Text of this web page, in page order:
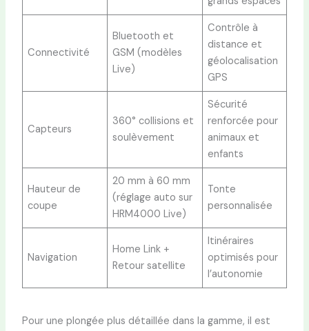
Connectivité
Bluetooth et
GSM (modèles
Live)
Contrôle à
distance et
géolocalisation
GPS
Capteurs
360° collisions et
soulèvement
Sécurité
renforcée pour
animaux et
enfants
Hauteur de
coupe
20 mm à 60 mm
(réglage auto sur
HRM4000 Live)
Tonte
personnalisée
Navigation
Home Link +
Retour satellite
Itinéraires
optimisés pour
l’autonomie
Pour une plongée plus détaillée dans la gamme, il est